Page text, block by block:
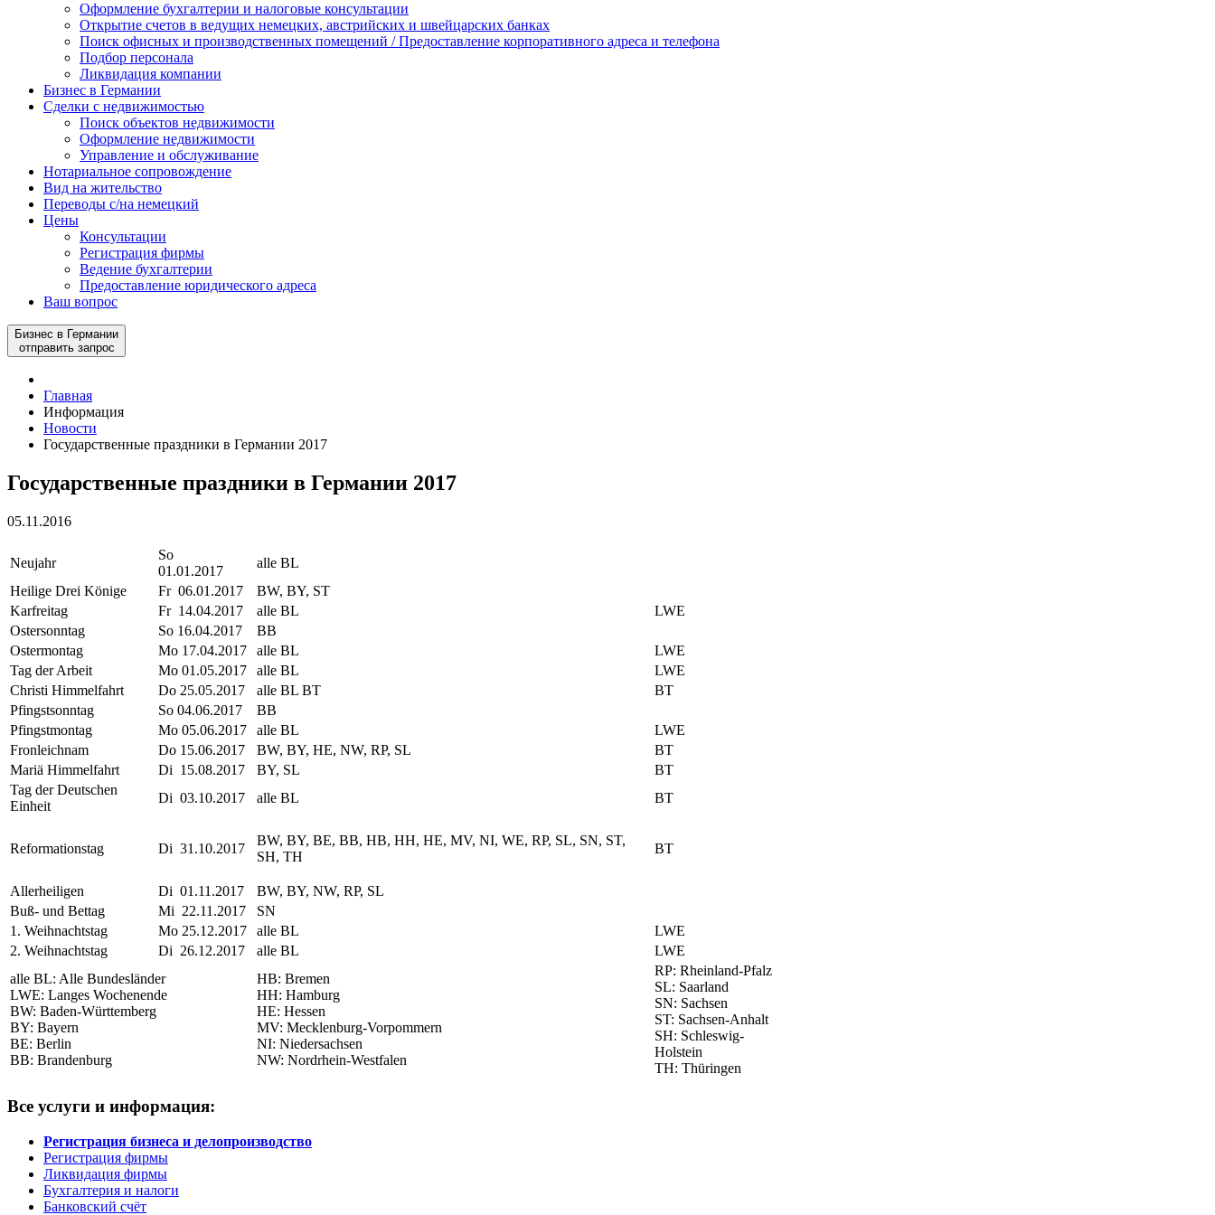
Оформление бухгалтерии и налоговые консультации
Открытие счетов в ведущих немецких, австрийских и швейцарских банках
Поиск офисных и производственных помещений / Предоставление корпоративного адреса и телефона
Подбор персонала
Ликвидация компании
Бизнес в Германии
Сделки с недвижимостью
Поиск объектов недвижимости
Оформление недвижимости
Управление и обслуживание
Нотариальное сопровождение
Вид на жительство
Переводы с/на немецкий
Цены
Консультации
Регистрация фирмы
Ведение бухгалтерии
Предоставление юридического адреса
Ваш вопрос
Бизнес в Германии
отправить запрос
Главная
Информация
Новости
Государственные праздники в Германии 2017
Государственные праздники в Германии 2017
05.11.2016
Neujahr
So
01.01.2017
alle BL
Heilige Drei Könige
Fr 06.01.2017
BW, BY, ST
Karfreitag
Fr 14.04.2017 alle BL
LWE
Ostersonntag
So 16.04.2017
BB
Ostermontag
Mo 17.04.2017 alle BL
LWE
Tag der Arbeit
Mo 01.05.2017 alle BL
LWE
Christi Himmelfahrt
Do 25.05.2017 alle BL BT
BT
Pfingstsonntag
So 04.06.2017
BB
Pfingstmontag
Mo 05.06.2017 alle BL
LWE
Fronleichnam
Do 15.06.2017 BW, BY, HE, NW, RP, SL
BT
Mariä Himmelfahrt
Di 15.08.2017 BY, SL
BT
Tag der Deutschen
Einheit
Di 03.10.2017 alle BL BT
Reformationstag Di 31.10.2017
BW, BY, BE, BB, HB, HH, HE, MV, NI, WE, RP, SL, SN, ST,
SH, TH
BT
Allerheiligen Di 01.11.2017
BW, BY, NW, RP, SL
Buß- und Bettag
Mi 22.11.2017
SN
1. Weihnachtstag
Mo 25.12.2017 alle BL
LWE
2. Weihnachtstag
Di 26.12.2017 alle BL
LWE
alle BL: Alle Bundesländer
LWE: Langes Wochenende
BW: Baden-Württemberg
BY: Bayern
BE: Berlin
BB: Brandenburg
HB: Bremen
HH: Hamburg
HE: Hessen
MV: Mecklenburg-Vorpommern
NI: Niedersachsen
NW: Nordrhein-Westfalen
RP: Rheinland-Pfalz
SL: Saarland
SN: Sachsen
ST: Sachsen-Anhalt
SH: Schleswig-
Holstein
TH: Thüringen
Все услуги и информация:
Регистрация бизнеса и делопроизводство
Регистрация фирмы
Ликвидация фирмы
Бухгалтерия и налоги
Банковский счёт